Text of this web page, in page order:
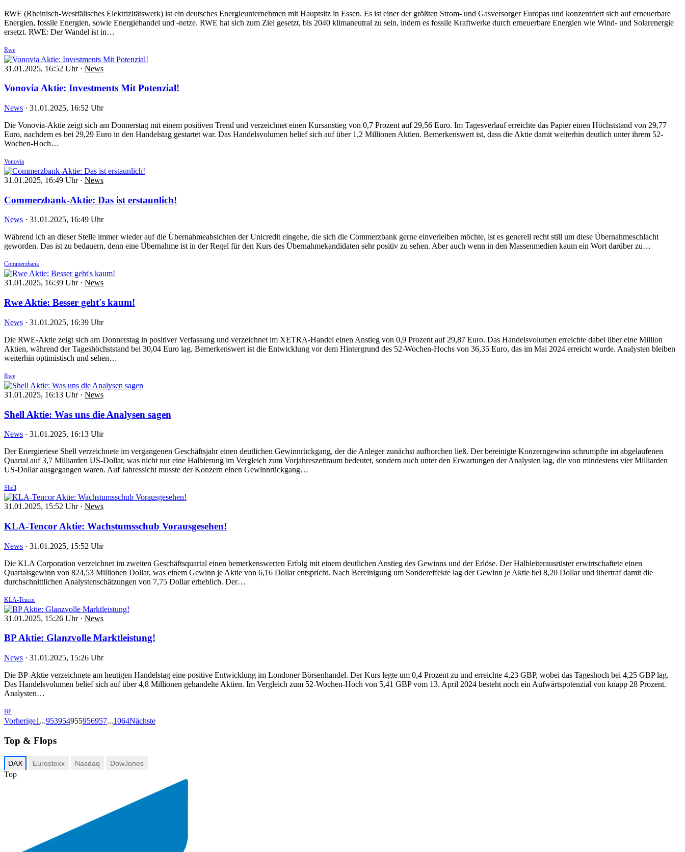
RWE (Rheinisch-Westfälisches Elektrizitätswerk) ist ein deutsches Energieunternehmen mit Hauptsitz in Essen. Es ist einer der größten Strom- und Gasversorger Europas und konzentriert sich auf erneuerbare
Energien, fossile Energien, sowie Energiehandel und -netze. RWE hat sich zum Ziel gesetzt, bis 2040 klimaneutral zu sein, indem es fossile Kraftwerke durch erneuerbare Energien wie Wind- und Solarenergie
ersetzt. RWE: Der Wandel ist in…
Rwe
31.01.2025, 16:52 Uhr · News
Vonovia Aktie: Investments Mit Potenzial!
News · 31.01.2025, 16:52 Uhr
Die Vonovia-Aktie zeigt sich am Donnerstag mit einem positiven Trend und verzeichnet einen Kursanstieg von 0,7 Prozent auf 29,56 Euro. Im Tagesverlauf erreichte das Papier einen Höchststand von 29,77
Euro, nachdem es bei 29,29 Euro in den Handelstag gestartet war. Das Handelsvolumen belief sich auf über 1,2 Millionen Aktien. Bemerkenswert ist, dass die Aktie damit weiterhin deutlich unter ihrem 52-
Wochen-Hoch…
Vonovia
31.01.2025, 16:49 Uhr · News
Commerzbank-Aktie: Das ist erstaunlich!
News · 31.01.2025, 16:49 Uhr
Während ich an dieser Stelle immer wieder auf die Übernahmeabsichten der Unicredit eingehe, die sich die Commerzbank gerne einverleiben möchte, ist es generell recht still um diese Übernahmeschlacht
geworden. Das ist zu bedauern, denn eine Übernahme ist in der Regel für den Kurs des Übernahmekandidaten sehr positiv zu sehen. Aber auch wenn in den Massenmedien kaum ein Wort darüber zu…
Commerzbank
31.01.2025, 16:39 Uhr · News
Rwe Aktie: Besser geht's kaum!
News · 31.01.2025, 16:39 Uhr
Die RWE-Aktie zeigt sich am Donnerstag in positiver Verfassung und verzeichnet im XETRA-Handel einen Anstieg von 0,9 Prozent auf 29,87 Euro. Das Handelsvolumen erreichte dabei über eine Million
Aktien, während der Tageshöchststand bei 30,04 Euro lag. Bemerkenswert ist die Entwicklung vor dem Hintergrund des 52-Wochen-Hochs von 36,35 Euro, das im Mai 2024 erreicht wurde. Analysten bleiben
weiterhin optimistisch und sehen…
Rwe
31.01.2025, 16:13 Uhr · News
Shell Aktie: Was uns die Analysen sagen
News · 31.01.2025, 16:13 Uhr
Der Energieriese Shell verzeichnete im vergangenen Geschäftsjahr einen deutlichen Gewinnrückgang, der die Anleger zunächst aufhorchen ließ. Der bereinigte Konzerngewinn schrumpfte im abgelaufenen
Quartal auf 3,7 Milliarden US-Dollar, was nicht nur eine Halbierung im Vergleich zum Vorjahreszeitraum bedeutet, sondern auch unter den Erwartungen der Analysten lag, die von mindestens vier Milliarden
US-Dollar ausgegangen waren. Auf Jahressicht musste der Konzern einen Gewinnrückgang…
Shell
31.01.2025, 15:52 Uhr · News
KLA-Tencor Aktie: Wachstumsschub Vorausgesehen!
News · 31.01.2025, 15:52 Uhr
Die KLA Corporation verzeichnet im zweiten Geschäftsquartal einen bemerkenswerten Erfolg mit einem deutlichen Anstieg des Gewinns und der Erlöse. Der Halbleiterausrüster erwirtschaftete einen
Quartalsgewinn von 824,53 Millionen Dollar, was einem Gewinn je Aktie von 6,16 Dollar entspricht. Nach Bereinigung um Sondereffekte lag der Gewinn je Aktie bei 8,20 Dollar und übertraf damit die
durchschnittlichen Analystenschätzungen von 7,75 Dollar erheblich. Der…
KLA-Tencor
31.01.2025, 15:26 Uhr · News
BP Aktie: Glanzvolle Marktleistung!
News · 31.01.2025, 15:26 Uhr
Die BP-Aktie verzeichnete am heutigen Handelstag eine positive Entwicklung im Londoner Börsenhandel. Der Kurs legte um 0,4 Prozent zu und erreichte 4,23 GBP, wobei das Tageshoch bei 4,25 GBP lag.
Das Handelsvolumen belief sich auf über 4,8 Millionen gehandelte Aktien. Im Vergleich zum 52-Wochen-Hoch von 5,41 GBP vom 13. April 2024 besteht noch ein Aufwärtspotenzial von knapp 28 Prozent.
Analysten…
BP
Vorherige1 ...953954955956957...1064Nächste
Top & Flops
DAX Eurostoxx Nasdaq DowJones
Top